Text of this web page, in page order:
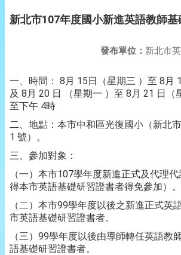
新北市107年度國小新進英語教師
發布單位： 新北市
一、時間： 8月 15日（星期三 ）至 8月
及 8月 20 日 （星期一 ）至 8月 21 日（
至下午 4時
二、地點：本市中和區光復國小（新北
1 號）。
三、參加對象：
（一）本市107學年度新進正式及代理
得本市英語基礎研習證書者得免參加）。
（二）本市99學年度以後之新進正式英
市英語基礎研習證書者。
（三）99學年度以後由導師轉任英語教
語基礎研習證書者。